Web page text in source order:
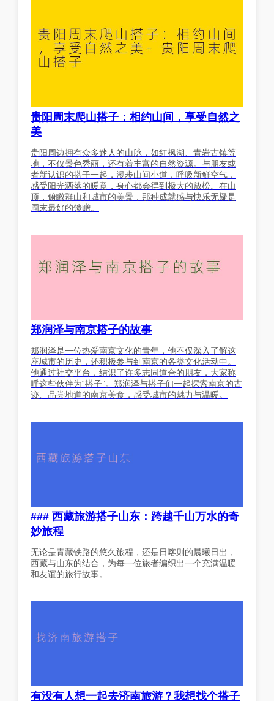
贵阳周末爬山搭子：相约山间，享受自然之
美
贵阳周边拥有众多迷人的山脉，如红枫湖、青岩古镇等
地，不仅景色秀丽，还有着丰富的自然资源。与朋友或
者新认识的搭子一起，漫步山间小道，呼吸新鲜空气，
感受阳光洒落的暖意，身心都会得到极大的放松。在山
顶，俯瞰群山和城市的美景，那种成就感与快乐无疑是
周末最好的馈赠。
郑润泽与南京搭子的故事
郑润泽是一位热爱南京文化的青年，他不仅深入了解这
座城市的历史，还积极参与到南京的各类文化活动中。
他通过社交平台，结识了许多志同道合的朋友，大家称
呼这些伙伴为“搭子”。郑润泽与搭子们一起探索南京的古
迹、品尝地道的南京美食，感受城市的魅力与温暖。
### 西藏旅游搭子山东：跨越千山万水的奇
妙旅程
无论是青藏铁路的悠久旅程，还是日喀则的晨曦日出，
西藏与山东的结合，为每一位旅者编织出一个充满温暖
和友谊的旅行故事。
有没有人想一起去济南旅游？我想找个搭子